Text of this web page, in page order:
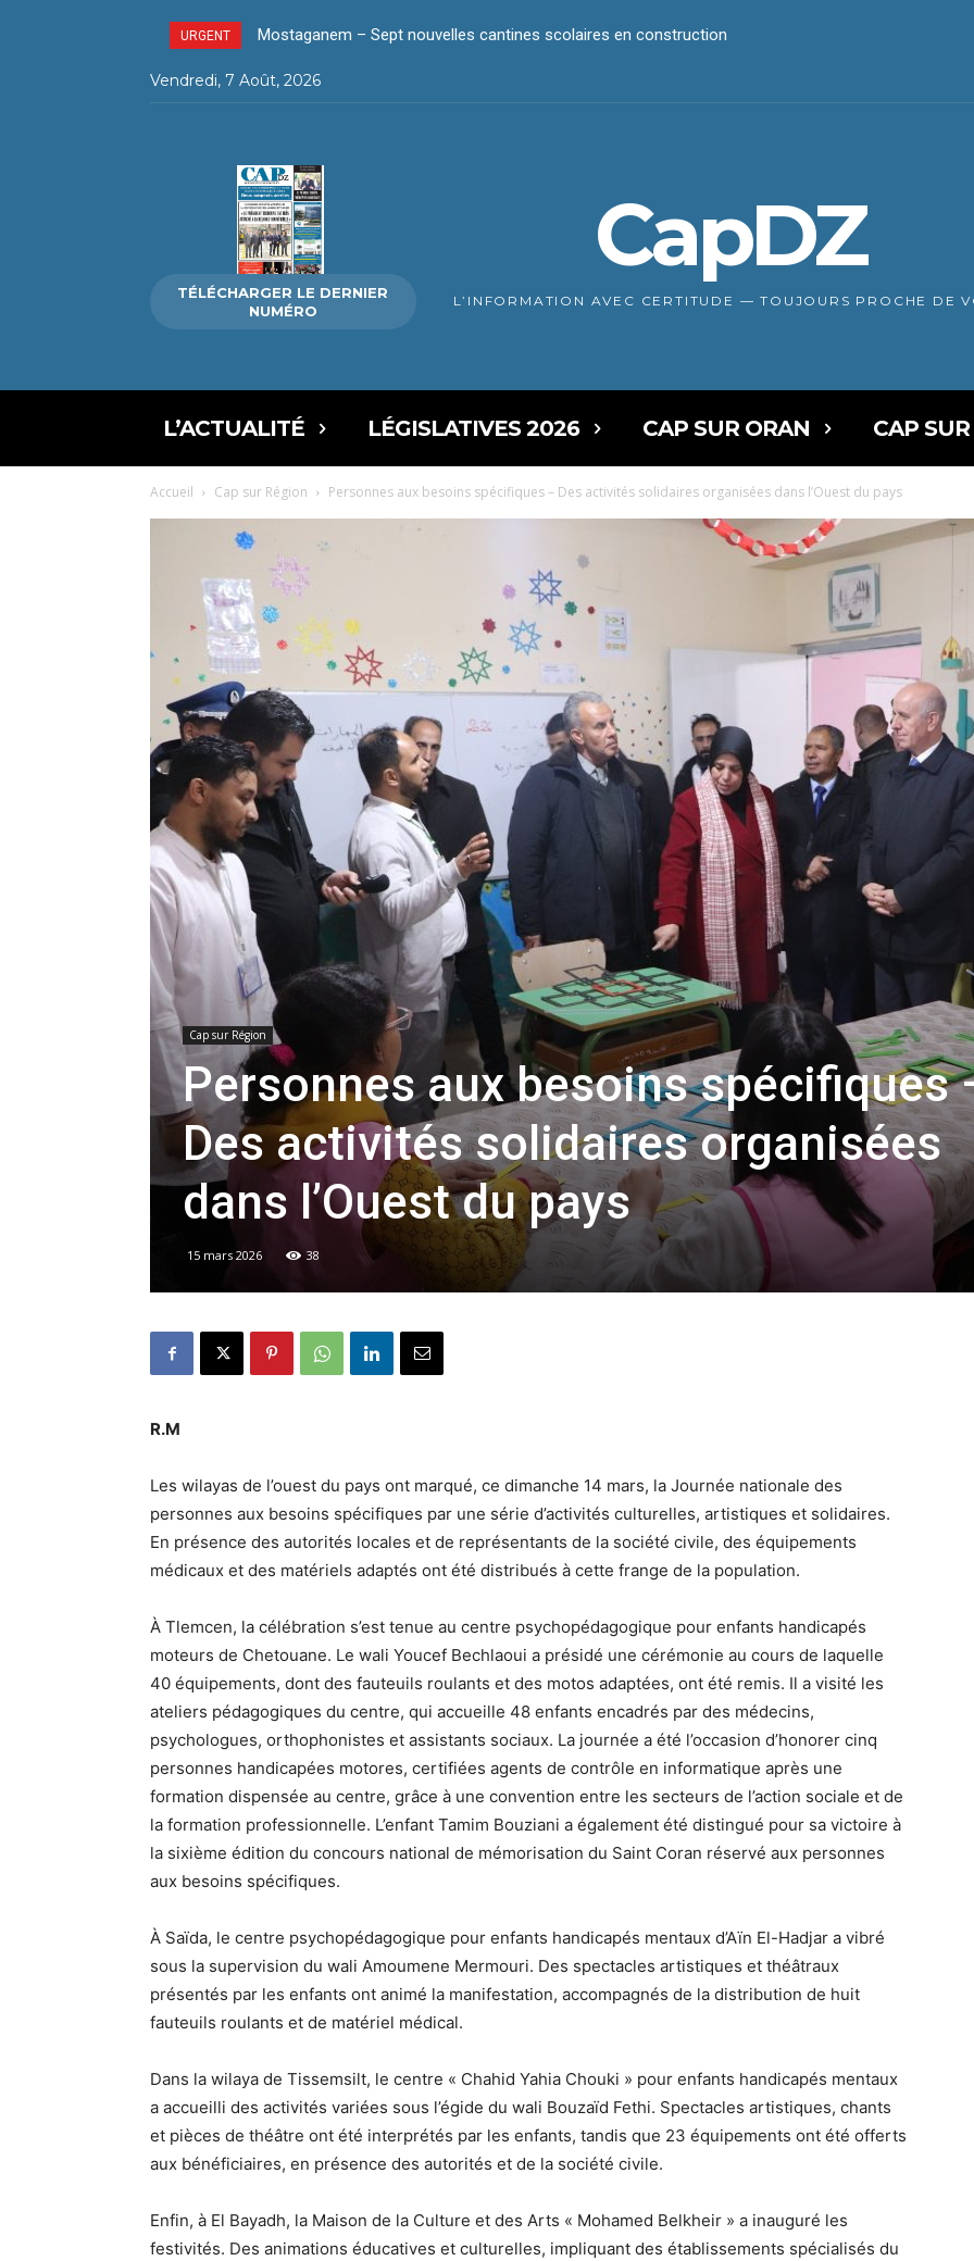
URGENT Mostaganem – Sept nouvelles cantines scolaires en construction
Vendredi, 7 Août, 2026
TÉLÉCHARGER LE DERNIER
NUMÉRO
CapDZ
L’INFORMATION AVEC CERTITUDE — TOUJOURS PROCHE DE
L’ACTUALITÉ LÉGISLATIVES 2026 CAP SUR ORAN CAP
Accueil Cap sur Région Personnes aux besoins spécifiques – Des activités solidaires organisées dans l’Ouest du pays
Cap sur Région
Personnes aux besoins spécifiques
Des activités solidaires organisées
dans l’Ouest du pays
15 mars 2026 38
R.M
Les wilayas de l’ouest du pays ont marqué, ce dimanche 14 mars, la Journée nationale des
personnes aux besoins spécifiques par une série d’activités culturelles, artistiques et solidaires.
En présence des autorités locales et de représentants de la société civile, des équipements
médicaux et des matériels adaptés ont été distribués à cette frange de la population.
À Tlemcen, la célébration s’est tenue au centre psychopédagogique pour enfants handicapés
moteurs de Chetouane. Le wali Youcef Bechlaoui a présidé une cérémonie au cours de laquelle
40 équipements, dont des fauteuils roulants et des motos adaptées, ont été remis. Il a visité les
ateliers pédagogiques du centre, qui accueille 48 enfants encadrés par des médecins,
psychologues, orthophonistes et assistants sociaux. La journée a été l’occasion d’honorer cinq
personnes handicapées motores, certifiées agents de contrôle en informatique après une
formation dispensée au centre, grâce à une convention entre les secteurs de l’action sociale et de
la formation professionnelle. L’enfant Tamim Bouziani a également été distingué pour sa victoire à
la sixième édition du concours national de mémorisation du Saint Coran réservé aux personnes
aux besoins spécifiques.
À Saïda, le centre psychopédagogique pour enfants handicapés mentaux d’Aïn El-Hadjar a vibré
sous la supervision du wali Amoumene Mermouri. Des spectacles artistiques et théâtraux
présentés par les enfants ont animé la manifestation, accompagnés de la distribution de huit
fauteuils roulants et de matériel médical.
Dans la wilaya de Tissemsilt, le centre « Chahid Yahia Chouki » pour enfants handicapés mentaux
a accueilli des activités variées sous l’égide du wali Bouzaïd Fethi. Spectacles artistiques, chants
et pièces de théâtre ont été interprétés par les enfants, tandis que 23 équipements ont été offerts
aux bénéficiaires, en présence des autorités et de la société civile.
Enfin, à El Bayadh, la Maison de la Culture et des Arts « Mohamed Belkheir » a inauguré les
festivités. Des animations éducatives et culturelles, impliquant des établissements spécialisés du